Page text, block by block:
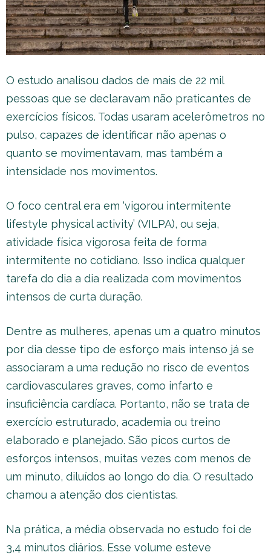
O estudo analisou dados de mais de 22 mil
pessoas que se declaravam não praticantes de
exercícios físicos. Todas usaram acelerômetros no
pulso, capazes de identificar não apenas o
quanto se movimentavam, mas também a
intensidade nos movimentos.
O foco central era em ‘vigorou intermitente
lifestyle physical activity’ (VILPA), ou seja,
atividade física vigorosa feita de forma
intermitente no cotidiano. Isso indica qualquer
tarefa do dia a dia realizada com movimentos
intensos de curta duração.
Dentre as mulheres, apenas um a quatro minutos
por dia desse tipo de esforço mais intenso já se
associaram a uma redução no risco de eventos
cardiovasculares graves, como infarto e
insuficiência cardíaca. Portanto, não se trata de
exercício estruturado, academia ou treino
elaborado e planejado. São picos curtos de
esforços intensos, muitas vezes com menos de
um minuto, diluídos ao longo do dia. O resultado
chamou a atenção dos cientistas.
Na prática, a média observada no estudo foi de
3,4 minutos diários. Esse volume esteve